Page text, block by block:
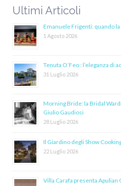
Ultimi Articoli
Emanuele Frigenti: quando
1 Agosto 2026
Tenuta O’Feo : l’eleganza di
31 Luglio 2026
Morning Bride: la Bridal
Giulio Gaudiosi
28 Luglio 2026
Il Giardino degli Show
22 Luglio 2026
Villa Carafa presenta Apulian